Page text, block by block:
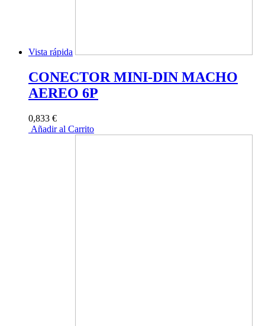
Vista rápida
CONECTOR MINI-DIN MACHO
AEREO 6P
0,833 €
Añadir al Carrito